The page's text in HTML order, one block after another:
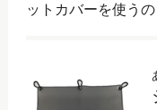
ットカバーを使うの